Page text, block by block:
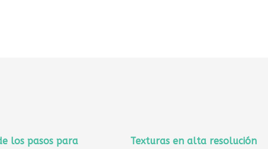
los pasos para
Texturas en alta resolución